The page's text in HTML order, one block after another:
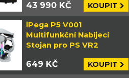
43 990 KČ KOUPIT
iPega P5 V001
Multifunkční Nabíjecí
Stojan pro PS VR2
649 KČ KOUPIT